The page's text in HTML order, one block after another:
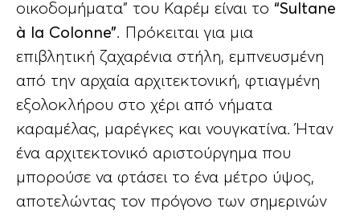
οικοδομήματα” του Καρέμ είναι το “Sultane
à la Colonne”. Πρόκειται για μια
επιβλητική ζαχαρένια στήλη, εμπνευσμένη
από την αρχαία αρχιτεκτονική, φτιαγμένη
εξολοκλήρου στο χέρι από νήματα
καραμέλας, μαρέγκες και νουγκατίνα. Ήταν
ένα αρχιτεκτονικό αριστούργημα που
μπορούσε να φτάσει το ένα μέτρο ύψος,
αποτελώντας τον πρόγονο των σημερινών